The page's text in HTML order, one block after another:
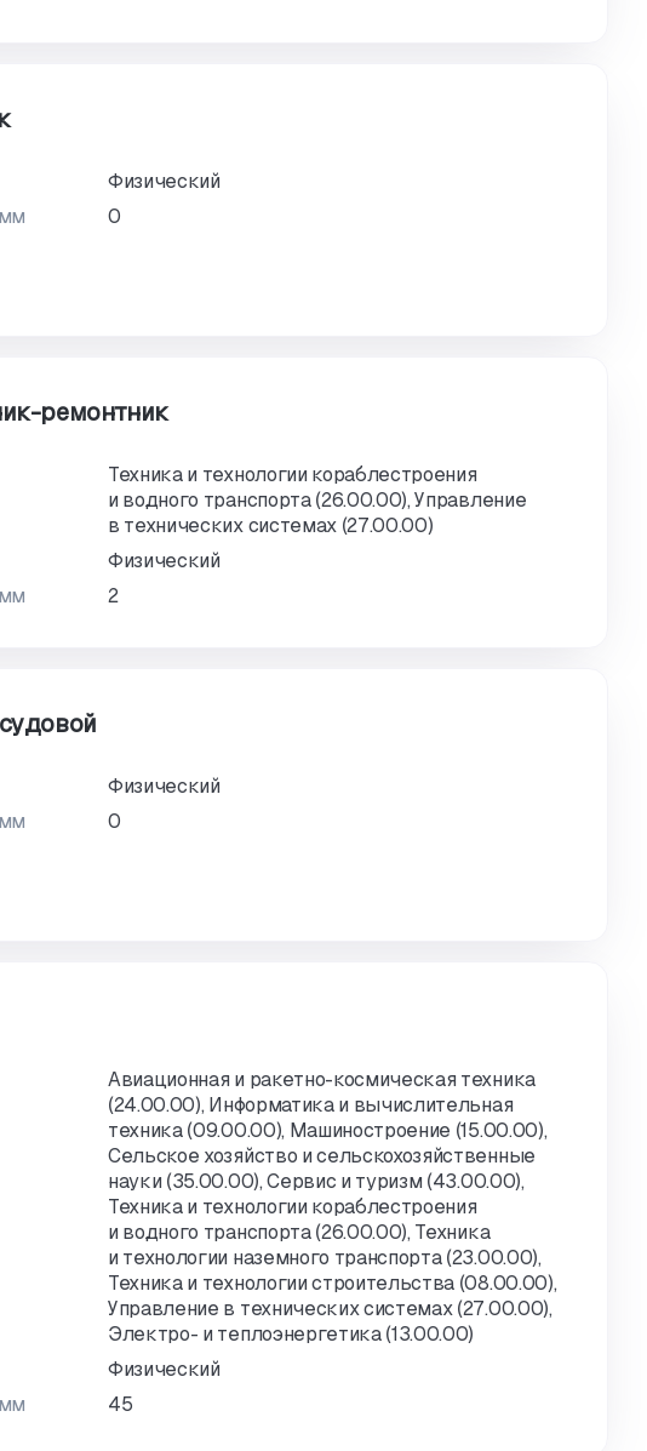
Физический
0
ремонтник
Техника и технологии кораблестроения
и водного транспорта (26.00.00), Управление
в технических системах (27.00.00)
Физический
2
Физический
0
Авиационная и ракетно-космическая техника
(24.00.00), Информатика и вычислительная
техника (09.00.00), Машиностроение (15.00.00),
Сельское хозяйство и сельскохозяйственные
науки (35.00.00), Сервис и туризм (43.00.00),
Техника и технологии кораблестроения
и водного транспорта (26.00.00), Техника
и технологии наземного транспорта (23.00.00),
Техника и технологии строительства (08.00.00),
Управление в технических системах (27.00.00),
Электро- и теплоэнергетика (13.00.00)
Физический
45